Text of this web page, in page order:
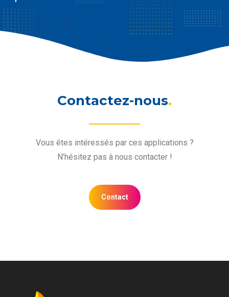
Contactez-nous.
Vous êtes intéressés par ces applications ?
N’hésitez pas à nous contacter !
Contact